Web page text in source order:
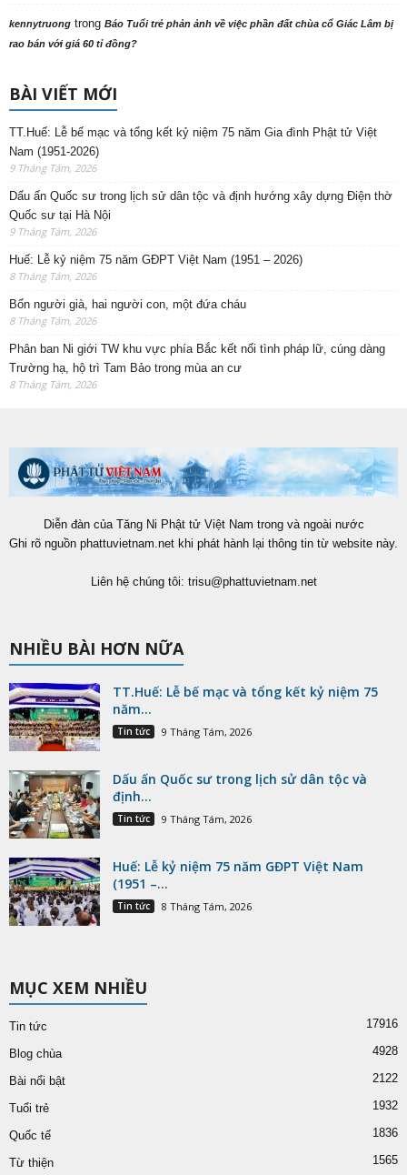
kennytruong trong Báo Tuổi trẻ phản ảnh về việc phần đất chùa cổ Giác Lâm bị
rao bán với giá 60 tỉ đồng?
BÀI VIẾT MỚI
TT.Huế: Lễ bế mạc và tổng kết kỷ niệm 75 năm Gia đình Phật tử Việt
Nam (1951-2026)
9 Tháng Tám, 2026
Dấu ấn Quốc sư trong lịch sử dân tộc và định hướng xây dựng Điện thờ
Quốc sư tại Hà Nội
9 Tháng Tám, 2026
Huế: Lễ kỷ niệm 75 năm GĐPT Việt Nam (1951 – 2026)
8 Tháng Tám, 2026
Bốn người già, hai người con, một đứa cháu
8 Tháng Tám, 2026
Phân ban Ni giới TW khu vực phía Bắc kết nối tình pháp lữ, cúng dàng
Trường hạ, hộ trì Tam Bảo trong mùa an cư
8 Tháng Tám, 2026
Diễn đàn của Tăng Ni Phật tử Việt Nam trong và ngoài nước
Ghi rõ nguồn phattuvietnam.net khi phát hành lại thông tin từ website này.
Liên hệ chúng tôi: trisu@phattuvietnam.net
NHIỀU BÀI HƠN NỮA
TT.Huế: Lễ bế mạc và tổng kết kỷ niệm 75
năm...
Tin tức 9 Tháng Tám, 2026
Dấu ấn Quốc sư trong lịch sử dân tộc và
định...
Tin tức 9 Tháng Tám, 2026
Huế: Lễ kỷ niệm 75 năm GĐPT Việt Nam
(1951 –...
Tin tức 8 Tháng Tám, 2026
MỤC XEM NHIỀU
Tin tức 17916
Blog chùa 4928
Bài nổi bật 2122
Tuổi trẻ 1932
Quốc tế 1836
Từ thiện 1565